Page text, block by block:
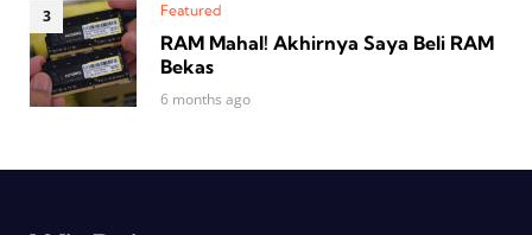
Featured
RAM Mahal! Akhirnya Saya Beli RAM
Bekas
6 months ago